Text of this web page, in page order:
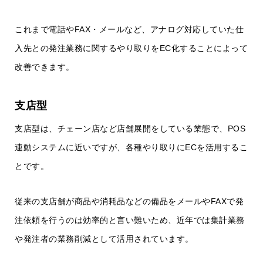
これまで電話やFAX・メールなど、アナログ対応していた仕
入先との発注業務に関するやり取りをEC化することによって
改善できます。
支店型
支店型は、チェーン店など店舗展開をしている業態で、POS
連動システムに近いですが、各種やり取りにECを活用するこ
とです。
従来の支店舗が商品や消耗品などの備品をメールやFAXで発
注依頼を行うのは効率的と言い難いため、近年では集計業務
や発注者の業務削減として活用されています。